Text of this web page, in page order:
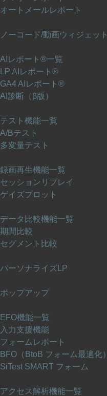
オートメールレポート
ノーコード/動画ウィジェット
AIレポート®一覧
LP AIレポート®
GA4 AIレポート®
AI診断（β版）
テスト機能一覧
A/Bテスト
多変量テスト
録画再生機能一覧
セッションリプレイ
ゲイズプロット
データ比較機能一覧
期間比較
セグメント比較
パーソナライズLP
ポップアップ
EFO機能一覧
入力支援機能
フォームレポート
BFO（BtoB フォーム最適化）
SiTest SMART フォーム
アクセス解析機能一覧